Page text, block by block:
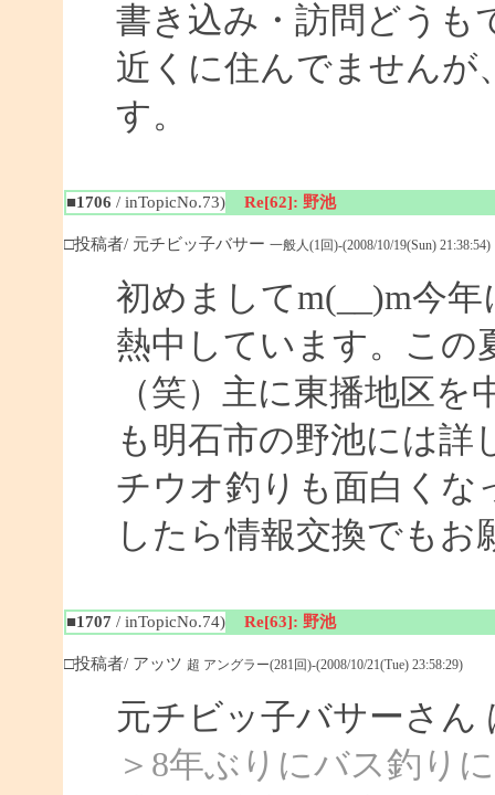
書き込み・訪問どうも
近くに住んでませんが
す。
■1706 / inTopicNo.73) Re[62]: 野池
□投稿者/ 元チビッ子バサー 一般人(1回)-(2008/10/19(Sun) 21:38:54)
初めましてm(__)m今
熱中しています。この
（笑）主に東播地区
も明石市の野池には
チウオ釣りも面白くな
したら情報交換でもお
■1707 / inTopicNo.74) Re[63]: 野池
□投稿者/ アッツ 超 アングラー(281回)-(2008/10/21(Tue) 23:58:29)
元チビッ子バサーさ
＞8年ぶりにバス釣り